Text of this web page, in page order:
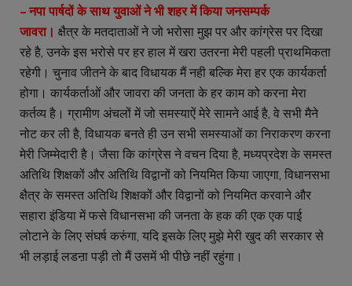
– नपा पार्षदों के साथ युवाओं ने भी शहर में किया जनसम्पर्क
जावरा। क्षैत्र के मतदाताओं ने जो भरोसा मुझ पर और कांग्रेस पर दिखा
रहे है, उनके इस भरोसे पर हर हाल में खरा उतरना मेरी पहली प्राथमिकता
रहेगी। चुनाव जीतने के बाद विधायक मैं नही बल्कि मेरा हर एक कार्यकर्ता
होगा। कार्यकर्ताओं और जावरा की जनता के हर काम को करना मेरा
कर्तव्य है। ग्रामीण अंचलों में जो समस्याऐं मेरे सामने आई है, वे सभी मैने
नोट कर ली है, विधायक बनते ही उन सभी समस्याओं का निराकरण करना
मेरी जिम्मेदारी है। जैसा कि कांग्रेस ने वचन दिया है, मध्यप्रदेश के समस्त
अतिथि शिक्षकों और अतिथि विद्वानों को नियमित किया जाएगा, विधानसभा
क्षैत्र के समस्त अतिथि शिक्षकों और विद्वानों को नियमित करवाने और
सहारा इंडिया में फसे विधानसभा की जनता के हक की एक एक पाई
लोटाने के लिए संघर्ष करुंगा, यदि इसके लिए मुझे मेरी खुद की सरकार से
भी लड़ाई लडऩा पड़ी तो मैं उसमें भी पीछे नहीं रहुंगा।